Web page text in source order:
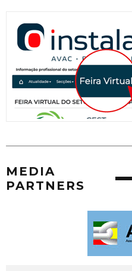
MEDIA
PARTNERS